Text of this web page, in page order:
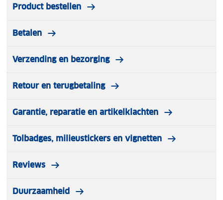
Product bestellen
Betalen
Verzending en bezorging
Retour en terugbetaling
Garantie, reparatie en artikelklachten
Tolbadges, milieustickers en vignetten
Reviews
Duurzaamheid